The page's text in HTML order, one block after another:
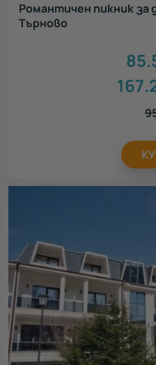
Романтичен пикник за
Търново